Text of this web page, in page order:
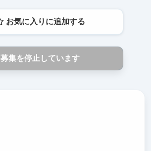
お気に入りに追加する
募集を停止しています